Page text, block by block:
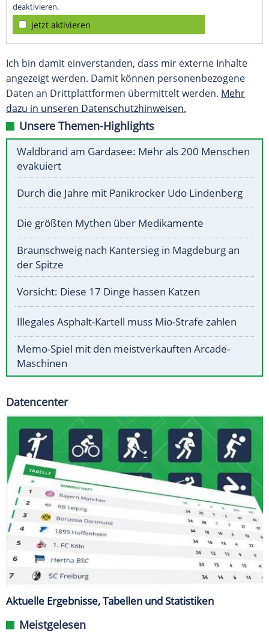
deaktivieren.
jetzt aktivieren
Ich bin damit einverstanden, dass mir externe Inhalte
angezeigt werden. Damit können personenbezogene
Daten an Drittplattformen übermittelt werden. Mehr
dazu in unseren Datenschutzhinweisen.
Unsere Themen-Highlights
Waldbrand am Gardasee: Mehr als 200 Menschen
evakuiert
Durch die Jahre mit Panikrocker Udo Lindenberg
Die größten Mythen über Medikamente
Braunschweig nach Kantersieg in Magdeburg an
der Spitze
Vorsicht: Diese 17 Dinge hassen Katzen
Illegales Asphalt-Kartell muss Mio-Strafe zahlen
Memo-Spiel mit den meistverkauften Arcade-
Maschinen
Datencenter
Aktuelle Ergebnisse, Tabellen und Statistiken
Meistgelesen